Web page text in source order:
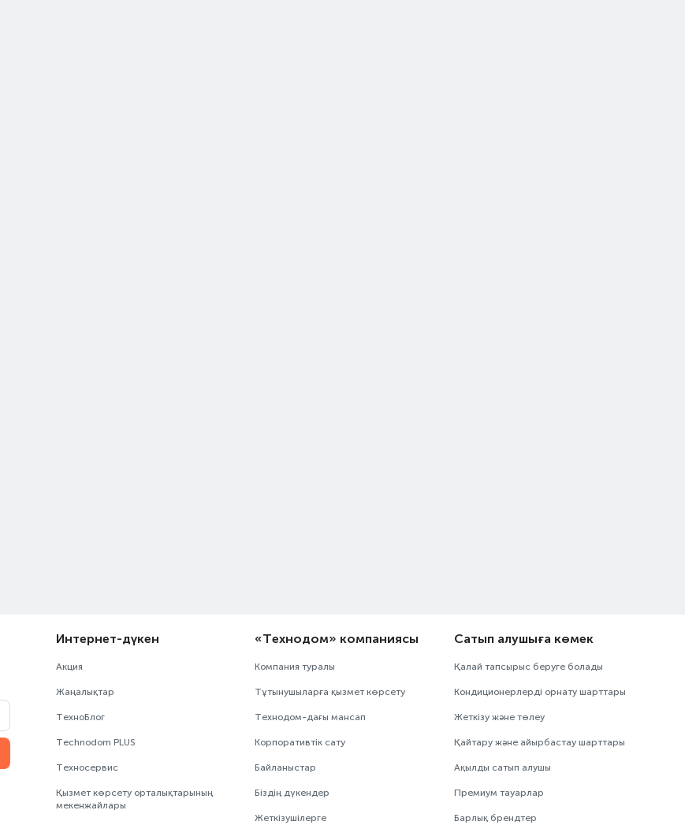
Интернет-дүкен
Акция
Жаңалықтар
ТехноБлог
Technodom PLUS
Техносервис
Қызмет көрсету орталықтарының
мекенжайлары
«Технодом» компаниясы
Компания туралы
Тұтынушыларға қызмет көрсету
Технодом-дағы мансап
Корпоративтік сату
Байланыстар
Біздің дүкендер
Жеткізушілерге
Сатып алушыға көмек
Қалай тапсырыс беруге болады
Кондиционерлерді орнату шарттары
Жеткізу және төлеу
Қайтару және айырбастау шарттары
Ақылды сатып алушы
Премиум тауарлар
Барлық брендтер